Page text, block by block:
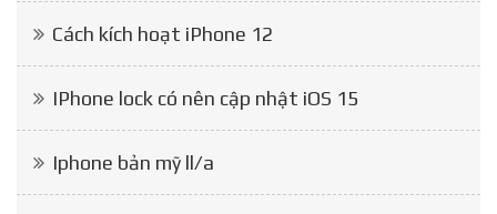
Cách kích hoạt iPhone 12
IPhone lock có nên cập nhật iOS 15
Iphone bản mỹ ll/a